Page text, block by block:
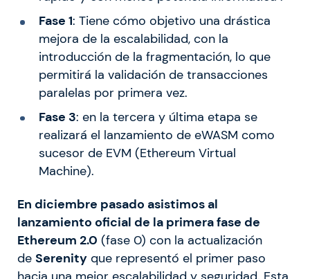
Fase 1: Tiene cómo objetivo una drástica
mejora de la escalabilidad, con la
introducción de la fragmentación, lo que
permitirá la validación de transacciones
paralelas por primera vez.
Fase 3: en la tercera y última etapa se
realizará el lanzamiento de eWASM como
sucesor de EVM (Ethereum Virtual
Machine).
En diciembre pasado asistimos al
lanzamiento oficial de la primera fase de
Ethereum 2.0 (fase 0) con la actualización
de Serenity que representó el primer paso